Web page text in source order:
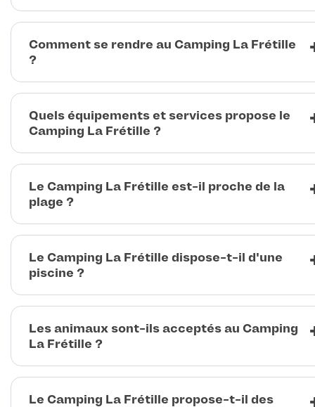
Comment se rendre au Camping La Frétille
?
Quels équipements et services propose le
Camping La Frétille ?
Le Camping La Frétille est-il proche de la
plage ?
Le Camping La Frétille dispose-t-il d'une
piscine ?
Les animaux sont-ils acceptés au Camping
La Frétille ?
Le Camping La Frétille propose-t-il des